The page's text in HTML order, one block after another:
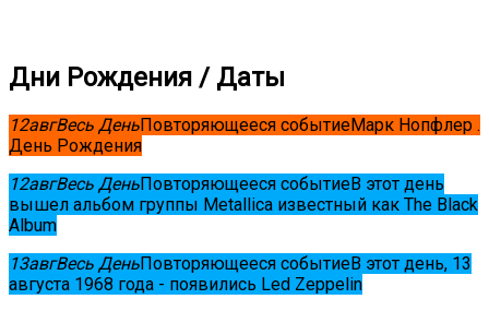
Дни Рождения / Даты
12авгВесь ДеньПовторяющееся событиеМарк Нопфлер .
День Рождения
12авгВесь ДеньПовторяющееся событиеВ этот день
вышел альбом группы Metallica известный как The Black
Album
13авгВесь ДеньПовторяющееся событиеВ этот день, 13
августа 1968 года - появились Led Zeppelin